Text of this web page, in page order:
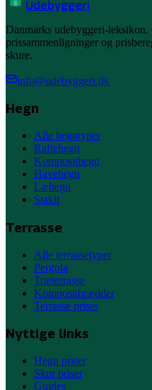
Udebyggeri
Danmarks udebyggeri-leksikon.
prissammenligninger og
skure.
info@udebyggeri.dk
Hegn
Alle hegntyper
Raftehegn
Komposithegn
Havehegn
Læhegn
Stakit
Terrasse
Alle terrassetyper
Pergola
Træterrasse
Kompositbrædder
Terrasse priser
Nyttige links
Hegn priser
Skur priser
Guides